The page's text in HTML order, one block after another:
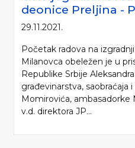
deonice Preljina -
29.11.2021.
Početak radova na
Milanovca obeležen je u
Republike Srbije
građevinarstva, saobraćaja
Momirovića, ambasadorke
v.d. direktora JP...